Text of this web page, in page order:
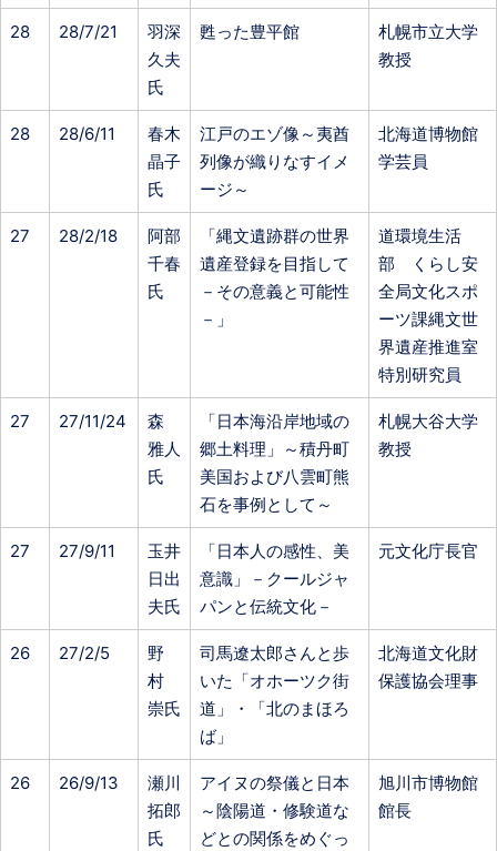
28 28/7/21
羽深
久夫
氏
甦った豊平館
札幌市立大学
教授
28 28/6/11
春木
晶子
氏
江戸のエゾ像～夷酋
列像が織りなすイメ
ージ～
北海道博物館
学芸員
27 28/2/18
阿部
千春
氏
「縄文遺跡群の世界
遺産登録を目指して
－その意義と可能性
－」
道環境生活
部 くらし安
全局文化スポ
ーツ課縄文世
界遺産推進室
特別研究員
27 27/11/24
森
雅人
氏
「日本海沿岸地域の
郷土料理」～積丹町
美国および八雲町熊
石を事例として～
札幌大谷大学
教授
27 27/9/11
玉井
日出
夫氏
「日本人の感性、美
意識」－クールジャ
パンと伝統文化－
元文化庁長官
26 27/2/5
野
村
崇氏
司馬遼太郎さんと歩
いた「オホーツク街
道」・「北のまほろ
ば」
北海道文化財
保護協会理事
26 26/9/13
瀬川
拓郎
氏
アイヌの祭儀と日本
～陰陽道・修験道な
どとの関係をめぐっ
旭川市博物館
館長